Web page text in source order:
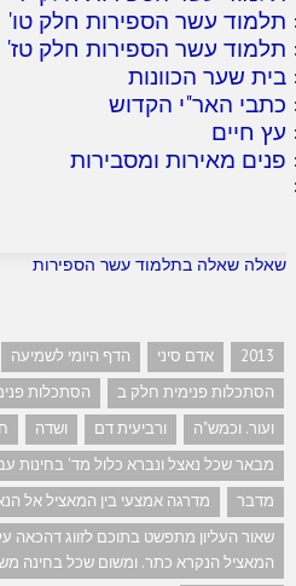
תלמוד עשר הספירות חלק טו'
תלמוד עשר הספירות חלק טז'
בית שער הכוונות
כתבי האר"י הקדוש
עץ חיים
פנים מאירות ומסבירות
שאלה שאלה בתלמוד עשר הספירות
2013 אדם סיני הדף היומי לשמיעה
הסתכלות פנימית חלק ב
הסתכלות
ועור. וכמש"ה
ורביעית דם ושדה
מבאר שכל נאצל ונברא כלול מד' בחינות
מדבר
מדרגה אמצעי בין המאציל אל
שאור העליון מתפשט בתוכם לזווג דהכאה
המאציל הנקרא כתר. ומשום שכל בחינה